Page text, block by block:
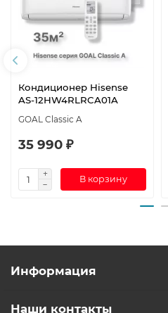
Кондиционер Hisense
AS-12HW4RLRCA01A
GOAL Classic A
35 990 ₽
В корзину
Информация
Наши контакты